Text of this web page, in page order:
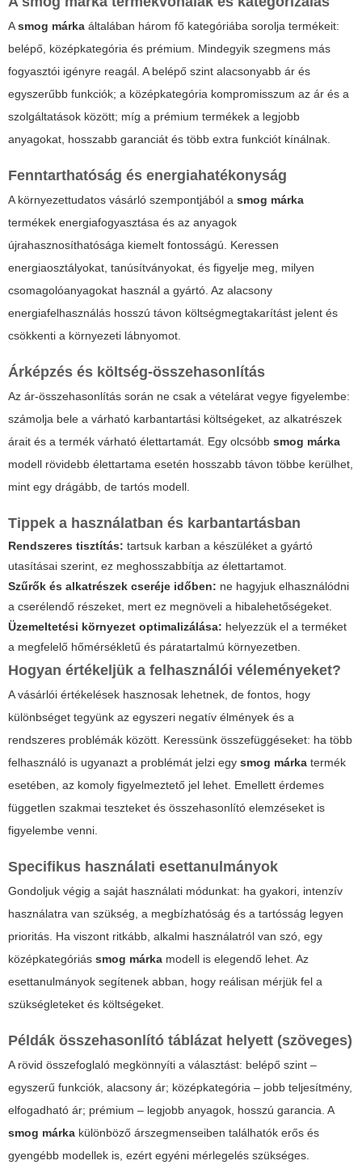
Asmog márka általában három fő kategóriába sorolja termékeit:
belépő, középkategória és prémium. Mindegyik szegmens más
fogyasztói igényre reagál. A belépő szint alacsonyabb ár és
egyszerűbb funkciók; a középkategória kompromisszum az ár és a
szolgáltatások között; míg a prémium termékek a legjobb
anyagokat, hosszabb garanciát és több extra funkciót kínálnak.
Fenntarthatóság és energiahatékonyság
A környezettudatos vásárló szempontjából a smog márka
termékek energiafogyasztása és az anyagok
újrahasznosíthatósága kiemelt fontosságú. Keressen
energiaosztályokat, tanúsítványokat, és figyelje meg, milyen
csomagolóanyagokat használ a gyártó. Az alacsony
energiafelhasználás hosszú távon költségmegtakarítást jelent és
csökkenti a környezeti lábnyomot.
Árképzés és költség-összehasonlítás
Az ár-összehasonlítás során ne csak a vételárat vegye figyelembe:
számolja bele a várható karbantartási költségeket, az alkatrészek
árait és a termék várható élettartamát. Egy olcsóbb smog márka
modell rövidebb élettartama esetén hosszabb távon többe kerülhet,
mint egy drágább, de tartós modell.
Tippek a használatban és karbantartásban
Rendszeres tisztítás: tartsuk karban a készüléket a gyártó
utasításai szerint, ez meghosszabbítja az élettartamot.
Szűrők és alkatrészek cseréje időben: ne hagyjuk elhasználódni
a cserélendő részeket, mert ez megnöveli a hibalehetőségeket.
Üzemeltetési környezet optimalizálása: helyezzük el a terméket
a megfelelő hőmérsékletű és páratartalmú környezetben.
Hogyan értékeljük a felhasználói véleményeket?
A vásárlói értékelések hasznosak lehetnek, de fontos, hogy
különbséget tegyünk az egyszeri negatív élmények és a
rendszeres problémák között. Keressünk összefüggéseket: ha több
felhasználó is ugyanazt a problémát jelzi egy smog márka termék
esetében, az komoly figyelmeztető jel lehet. Emellett érdemes
független szakmai teszteket és összehasonlító elemzéseket is
figyelembe venni.
Specifikus használati esettanulmányok
Gondoljuk végig a saját használati módunkat: ha gyakori, intenzív
használatra van szükség, a megbízhatóság és a tartósság legyen
prioritás. Ha viszont ritkább, alkalmi használatról van szó, egy
középkategóriás smog márka modell is elegendő lehet. Az
esettanulmányok segítenek abban, hogy reálisan mérjük fel a
szükségleteket és költségeket.
Példák összehasonlító táblázat helyett (szöveges)
A rövid összefoglaló megkönnyíti a választást: belépő szint –
egyszerű funkciók, alacsony ár; középkategória – jobb teljesítmény,
elfogadható ár; prémium – legjobb anyagok, hosszú garancia. A
smog márka különböző árszegmenseiben találhatók erős és
gyengébb modellek is, ezért egyéni mérlegelés szükséges.